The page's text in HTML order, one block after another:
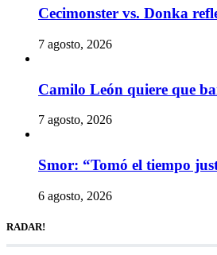
Cecimonster vs. Donka
7 agosto, 2026
Camilo León quiere que
7 agosto, 2026
Smor: “Tomó el tiempo
6 agosto, 2026
RADAR!